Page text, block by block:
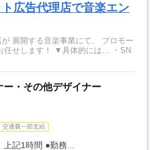
ト広告代理店で音楽エン
展開する音楽事業にて、 プロモー
具体的には… ・SN
ー・その他デザイナー
交通費一部支給
記1時間 ●勤務...